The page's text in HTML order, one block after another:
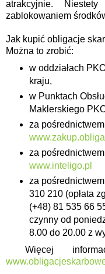
atrakcyjnie.
zablokowaniem
Jak kupić obligacje
Można to zrobić:
w oddziałach
kraju,
w Punktach
Maklerskiego
za
za
www.inteligo.pl
za
310 210 (opłata
(+48) 81 535 66
czynny od
8.00 do 20.00 z
Więcej